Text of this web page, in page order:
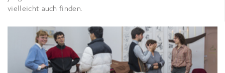
vielleicht auch finden.